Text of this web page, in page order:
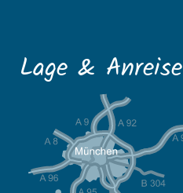
Lage & Anreise